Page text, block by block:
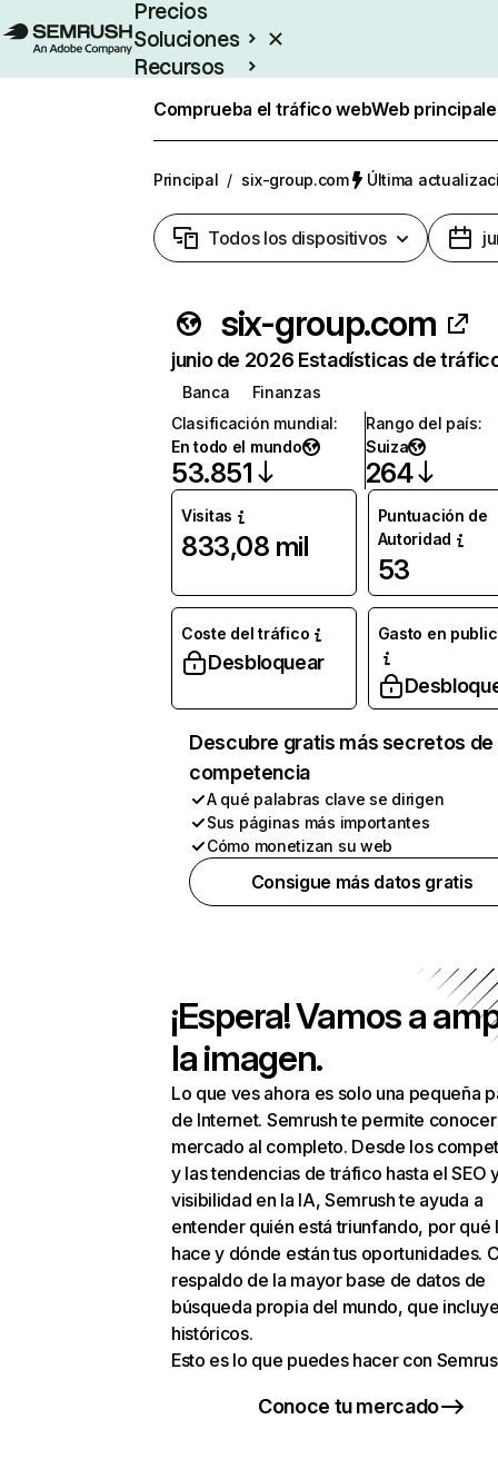
Precios
Soluciones
Recursos
Comprueba el tráfico webWeb
Principal / six-group.com Última
Todos los dispositivos
six-group.com
junio de 2026 Estadísticas de
Banca
Finanzas
Clasificación mundial:
En todo el mundo
53.851
Rango del país:
Suiza
264
Visitas
833,08 mil
Puntuación de
Autoridad
53
Coste del tráfico
Desbloquear
Gasto en
Descubre gratis más secretos de
competencia
A qué palabras clave se dirigen
Sus páginas más importantes
Cómo monetizan su web
Consigue más datos gratis
¡Espera! Vamos a
la imagen.
Lo que ves ahora es solo una pequeña
de Internet. Semrush te permite
mercado al completo. Desde los
y las tendencias de tráfico hasta el SEO
visibilidad en la IA, Semrush te ayuda a
entender quién está triunfando, por qué
hace y dónde están tus oportunidades.
respaldo de la mayor base de datos de
búsqueda propia del mundo, que
históricos.
Esto es lo que puedes hacer con
Conoce tu mercado